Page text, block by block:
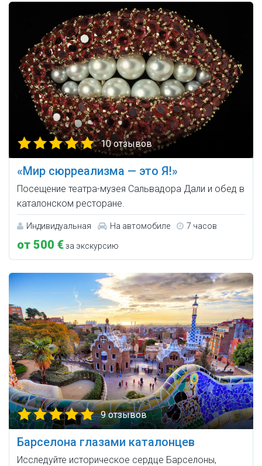
10 отзывов
«Мир сюрреализма — это Я!»
Посещение театра-музея Сальвадора Дали и обед в
каталонском ресторане.
Индивидуальная На автомобиле 7 часов
от 500 €за экскурсию
9 отзывов
Барселона глазами каталонцев
Исследуйте историческое сердце Барселоны,